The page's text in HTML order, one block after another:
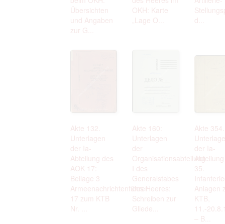
Übersichten
und Angaben
zur G...
OKH: Karte
„Lage O...
d...
Akte 132.
Unterlagen
der Ia-
Abteilung des
AOK 17:
Beilage 3
Armeenachrichtenführer
17 zum KTB
Nr. ...
Akte 160:
Unterlagen
der
Organisationsabteilung
I des
Generalstabes
des Heeres:
Schreiben zur
Gliede...
Akte 354.
der Ia-
35.
Anlagen
KTB,
11.-
– B...